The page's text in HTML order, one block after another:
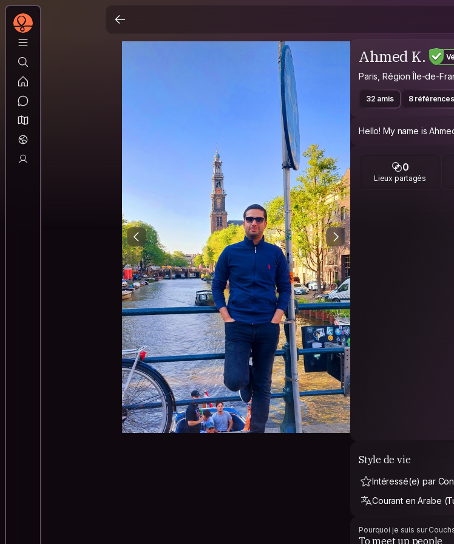
Ahmed K.
Paris, Région Île-de-
32 amis 8 références
Hello! My name is
0
Lieux partagés
Style de vie
Intéressé(e) par
Courant en Arabe
Pourquoi je suis sur
To meet up people